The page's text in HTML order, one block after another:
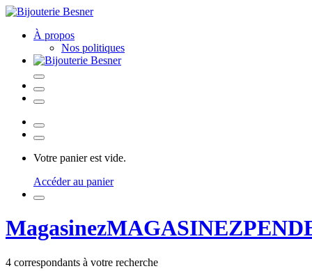
À propos
Nos politiques
Votre panier est vide.
Accéder au panier
MagasinezMAGASINEZ
4 correspondants à votre recherche